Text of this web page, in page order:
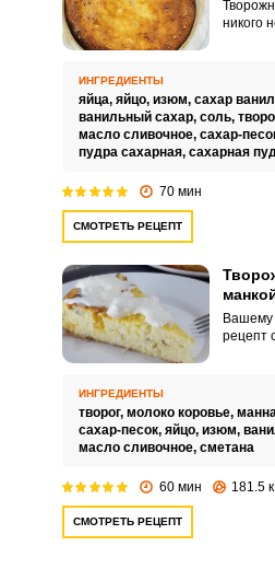
никого
этом
данному
очень
ИНГРЕДИЕНТЫ
яйца, яйцо, изюм, сахар
ванильный сахар, соль,
масло сливочное, сахар-
пудра сахарная, сахарная
70 мин
СМОТРЕТЬ РЕЦЕПТ
Вашему
рецепт
просто
под
ИНГРЕДИЕНТЫ
творог, молоко коровье,
сахар-песок, яйцо, изюм,
масло сливочное, сметана
60 мин 181.5
СМОТРЕТЬ РЕЦЕПТ